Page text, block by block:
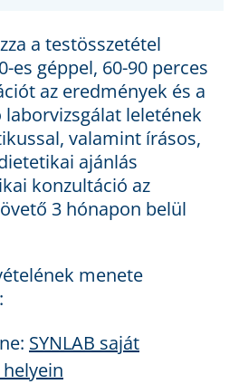
a testösszetétel
es géppel, 60-90 perces
az eredmények és a
leletének
valamint írásos,
ajánlás
konzultáció az
3 hónapon belül
menete
SYNLAB saját